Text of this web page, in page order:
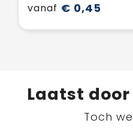
vanaf € 0,45
Laatst
Toch